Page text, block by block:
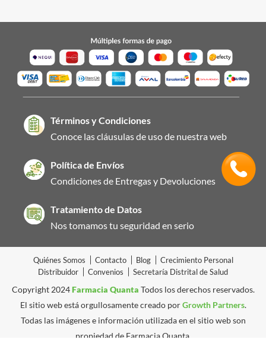
Términos y Condiciones
Conoce las cláusulas de uso de nuestra web
Política de Envíos
Condiciones de Entregas y Devoluciones
Tratamiento de Datos
Nos tomamos tu seguridad en serio
Quiénes Somos Contacto Blog
Crecimiento Personal
Distribuidor
Convenios Secretaría Distrital de Salud
Copyright 2024Farmacia Quanta Todos los derechos reservados.
El sitio web está orgullosamente creado porGrowth Partners.
Todas las imágenes e información utilizada en el sitio web son
propiedad de Farmacia Quanta.